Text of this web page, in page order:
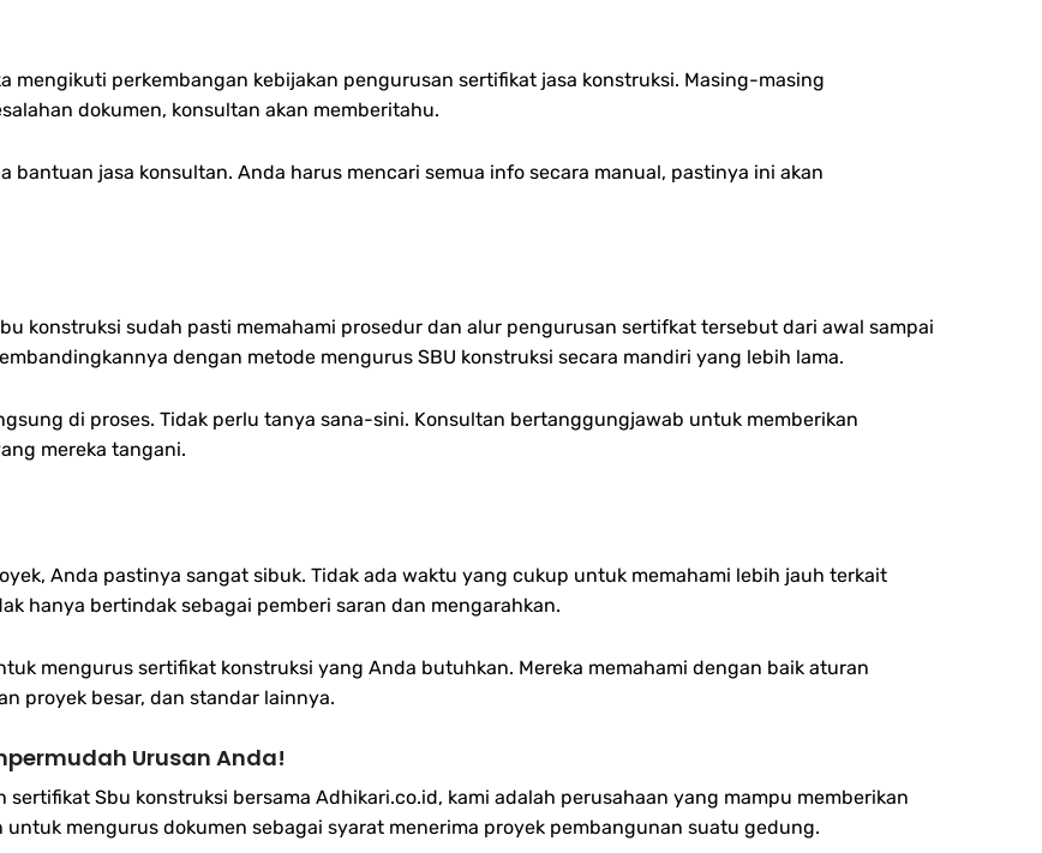
mengikuti perkembangan kebijakan pengurusan sertifikat jasa konstruksi. Masing-masing
dokumen, konsultan akan memberitahu.
jasa konsultan. Anda harus mencari semua info secara manual, pastinya ini akan
konstruksi sudah pasti memahami prosedur dan alur pengurusan sertifkat tersebut dari awal sampai
dengan metode mengurus SBU konstruksi secara mandiri yang lebih lama.
di proses. Tidak perlu tanya sana-sini. Konsultan bertanggungjawab untuk memberikan
mereka tangani.
Anda pastinya sangat sibuk. Tidak ada waktu yang cukup untuk memahami lebih jauh terkait
hanya bertindak sebagai pemberi saran dan mengarahkan.
mengurus sertifikat konstruksi yang Anda butuhkan. Mereka memahami dengan baik aturan
proyek besar, dan standar lainnya.
Urusan Anda!
Sbu konstruksi bersama Adhikari.co.id, kami adalah perusahaan yang mampu memberikan
untuk mengurus dokumen sebagai syarat menerima proyek pembangunan suatu gedung.